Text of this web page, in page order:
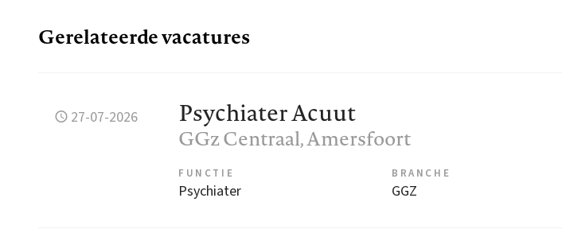
Gerelateerde vacatures
27-07-2026 Psychiater Acuut
GGz Centraal, Amersfoort
FUNCTIE
Psychiater
BRANCHE
GGZ